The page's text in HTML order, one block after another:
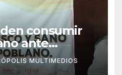
consumir
ante
MULTIMEDIOS